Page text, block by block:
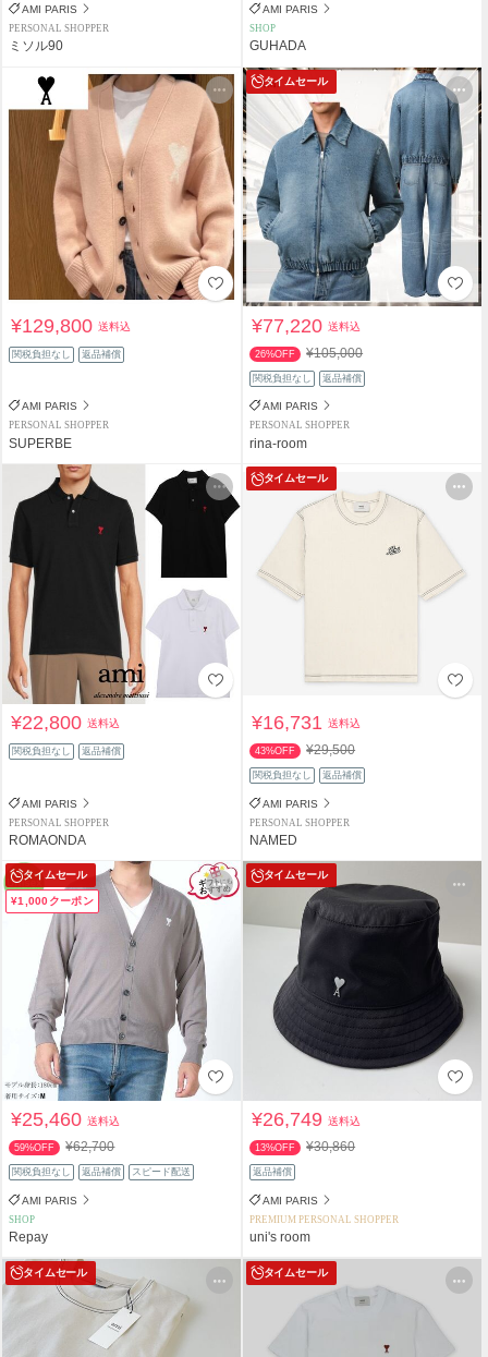
AMI PARIS
PERSONAL SHOPPER
ミソル90
AMI PARIS
SHOP
GUHADA
¥129,800送料込
関税負担なし 返品補償
AMI PARIS
PERSONAL SHOPPER
SUPERBE
タイムセール
¥77,220送料込
26%OFF ¥105,000
関税負担なし 返品補償
AMI PARIS
PERSONAL SHOPPER
rina-room
¥22,800送料込
関税負担なし 返品補償
AMI PARIS
PERSONAL SHOPPER
ROMAONDA
タイムセール
¥16,731送料込
43%OFF ¥29,500
関税負担なし 返品補償
AMI PARIS
PERSONAL SHOPPER
NAMED
タイムセール
¥1,000クーポン
¥25,460送料込
59%OFF ¥62,700
関税負担なし 返品補償 スピード配送
AMI PARIS
SHOP
Repay
タイムセール
¥26,749送料込
13%OFF ¥30,860
返品補償
AMI PARIS
PREMIUM PERSONAL SHOPPER
uni's room
タイムセール タイムセール